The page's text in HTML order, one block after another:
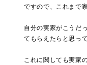
ですので、これまで
自分の実家がこうだ
てもらえたらと思っ
これに関しても実家